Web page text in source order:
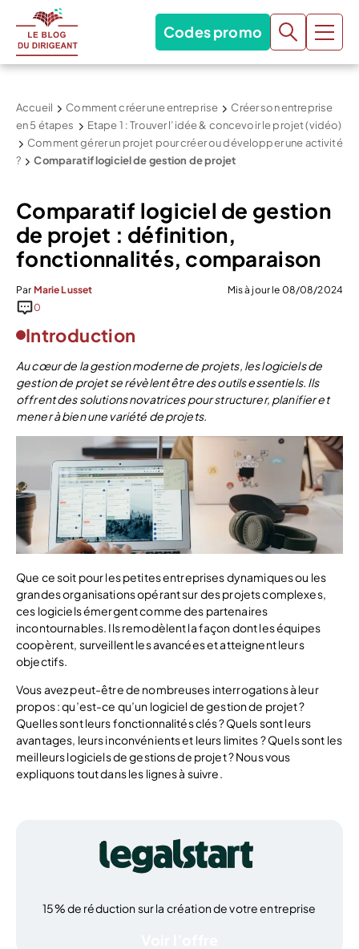
Codes promo
Accueil Comment créer une entreprise
Créer son entreprise
en 5 étapes
Etape 1 : Trouver l’idée & concevoir le projet (vidéo)
Comment gérer un projet pour créer ou développer une activité
?
Comparatif logiciel de gestion de projet
Comparatif logiciel de gestion
de projet : définition,
fonctionnalités, comparaison
Par Marie Lusset
Mis à jour le 08/08/2024
0
Introduction
Au cœur de la gestion moderne de projets, les logiciels de
gestion de projet se révèlent être des outils essentiels. Ils
offrent des solutions novatrices pour structurer, planifier et
mener à bien une variété de projets.
Que ce soit pour les petites entreprises dynamiques ou les
grandes organisations opérant sur des projets complexes,
ces logiciels émergent comme des partenaires
incontournables. Ils remodèlent la façon dont les équipes
coopèrent, surveillent les avancées et atteignent leurs
objectifs.
Vous avez peut-être de nombreuses interrogations à leur
propos : qu’est-ce qu’un logiciel de gestion de projet ?
Quelles sont leurs fonctionnalités clés ? Quels sont leurs
avantages, leurs inconvénients et leurs limites ? Quels sont les
meilleurs logiciels de gestions de projet ? Nous vous
expliquons tout dans les lignes à suivre.
15% de réduction sur la création de votre entreprise